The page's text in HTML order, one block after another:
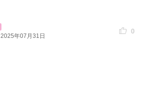
2025年07月31日
0